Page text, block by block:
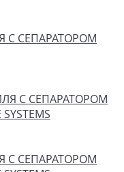
С СЕПАРАТОРОМ
С СЕПАРАТОРОМ